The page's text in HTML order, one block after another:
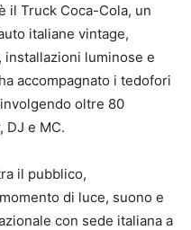
il Truck Coca-Cola, un
italiane vintage,
installazioni luminose e
accompagnato i tedofori
oltre 80
DJ e MC.
il pubblico,
di luce, suono e
con sede italiana a